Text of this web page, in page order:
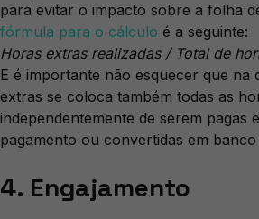
para evitar o impacto sobre a folha
fórmula para o cálculo é a seguinte:
Horas extras realizadas / Total de
E é importante não esquecer que na
extras se coloca também todas as
independentemente de serem pagas
pagamento ou convertidas em
4. Engajamento